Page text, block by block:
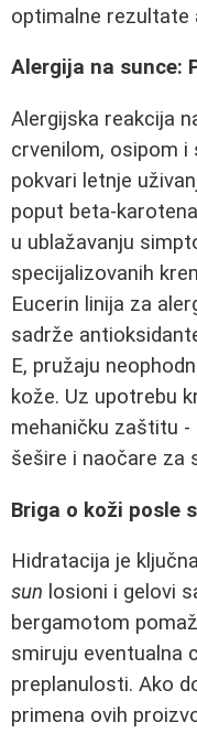
optimalne rezultate
Alergija na sunce:
Alergijska reakcija
crvenilom, osipom i
pokvari letnje
poput beta-
u ublažavanju
specijalizovanih
Eucerin linija za
sadrže
E, pružaju
kože. Uz upotrebu
mehaničku zaštitu -
šešire i naočare za
Briga o koži posle
Hidratacija je
sun losioni i gelovi
bergamotom
smiruju eventualna
preplanulosti. Ako
primena ovih